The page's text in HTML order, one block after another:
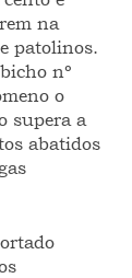
na
patolinos.
nº
o
supera a
abatidos